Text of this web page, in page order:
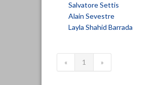
Salvatore Settis
Alain Sevestre
Layla Shahid Barrada
« 1 »